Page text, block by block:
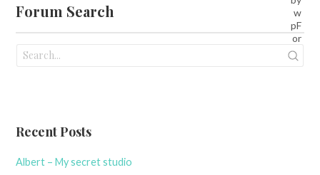
Forum Search
Recent Posts
Albert – My secret studio